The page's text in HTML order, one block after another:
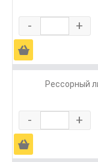
- +
Ä
Рессорный
- +
Ä